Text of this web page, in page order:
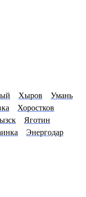
Хыров
Умань
Хоростков
Яготин
Энергодар